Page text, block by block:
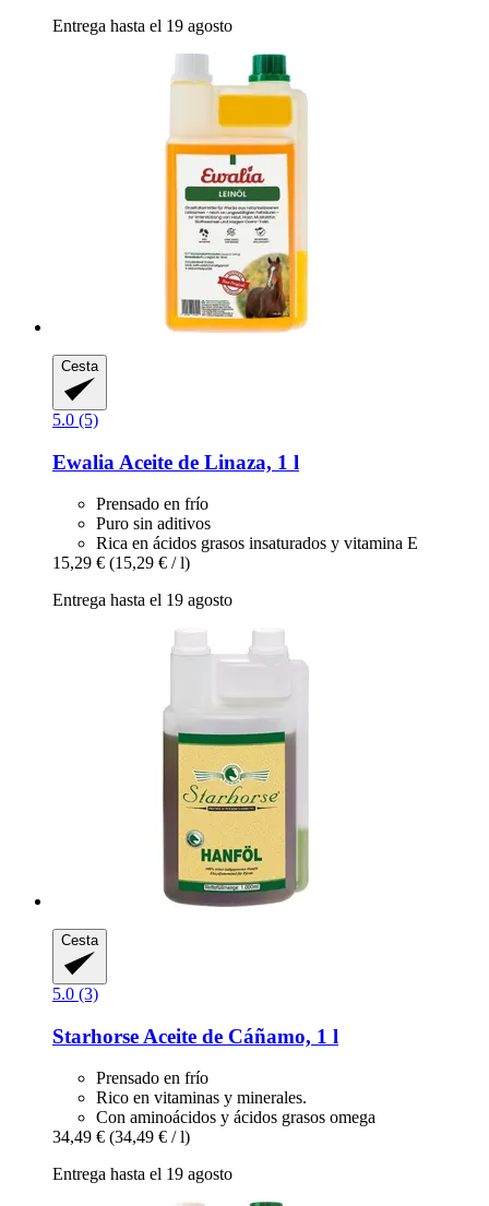
Entrega hasta el 19 agosto
Cesta
5.0 (5)
Ewalia Aceite de Linaza, 1 l
Prensado en frío
Puro sin aditivos
Rica en ácidos grasos insaturados y vitamina E
15,29 € (15,29 € / l)
Entrega hasta el 19 agosto
Cesta
5.0 (3)
Starhorse Aceite de Cáñamo, 1 l
Prensado en frío
Rico en vitaminas y minerales.
Con aminoácidos y ácidos grasos omega
34,49 € (34,49 € / l)
Entrega hasta el 19 agosto